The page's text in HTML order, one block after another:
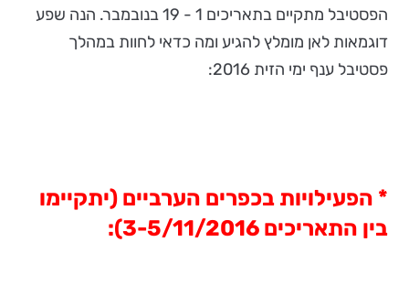
הפסטיבל מתקיים בתאריכים 1 - 19 בנובמבר. הנה שפע
דוגמאות לאן מומלץ להגיע ומה כדאי לחוות במהלך
פסטיבל ענף ימי הזית 2016:
* הפעילויות בכפרים הערביים (יתקיימו
בין התאריכים 3-5/11/2016):